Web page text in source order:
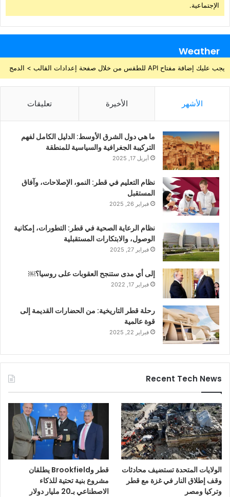
الإجتماعية.
Weather
يجب عليك إضافة مفتاح API للطقس من خلال صفحة إعدادات القالب > الدمج
الأشهر الأخيرة تعليقات
ما هي دول الشرق الأوسط: الدليل الكامل لفهم
التركيبة الجغرافية والسياسية للمنطقة
أبريل 17, 2025
نظام التعليم في قطر: النمو، الإصلاحات، وآفاق
المستقبل
فبراير 26, 2025
نظام الرعاية الصحية في قطر: التطورات، إمكانية
الوصول، والابتكارات المستقبلية
فبراير 27, 2025
إلى أي مدى ستنجح العقوبات على روسيا؟￼
فبراير 17, 2022
رحلة قطر التاريخية: من الحضارات القديمة إلى
قوة عالمية
فبراير 22, 2025
Recent Tech News
الولايات المتحدة تستضيف محادثات
وقف إطلاق النار في غزة مع قطر
وتركيا ومصر
قطر وBrookfield يطلقان
مشروع بنية تحتية للذكاء
الاصطناعي بـ20 مليار دولار